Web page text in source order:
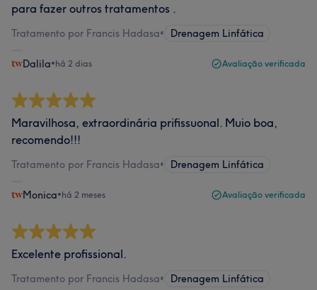
para fazer outros tratamentos .
Tratamento por Francis Hadasa• Drenagem Linfática
Dalila•há 2 dias Avaliação verificada
Maravilhosa, extraordinária prifissuonal. Muio boa,
recomendo!!!
Tratamento por Francis Hadasa• Drenagem Linfática
Monica•há 2 meses Avaliação verificada
Excelente profissional.
Tratamento por Francis Hadasa• Drenagem Linfática